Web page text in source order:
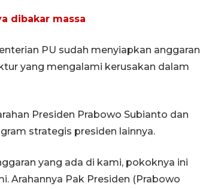
dibakar massa
PU sudah menyiapkan anggaran
yang mengalami kerusakan dalam
Presiden Prabowo Subianto dan
strategis presiden lainnya.
yang ada di kami, pokoknya ini
Arahannya Pak Presiden (Prabowo